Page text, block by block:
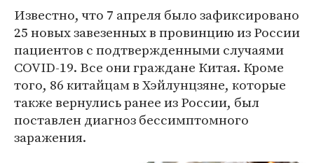
Известно, что 7 апреля было зафиксировано
25 новых завезенных в провинцию из России
пациентов с подтвержденными случаями
COVID-19. Все они граждане Китая. Кроме
того, 86 китайцам в Хэйлунцзяне, которые
также вернулись ранее из России, был
поставлен диагноз бессимптомного
заражения.